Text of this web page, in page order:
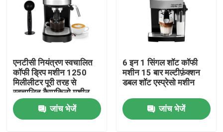
होम
एनटीसी नियंत्रण स्वचालित
कॉफी ड्रिप मशीन 1250
मिलीलीटर पूरी तरह से
स्वचालित कैप्पुकिनो मशीन
जांच भेजें
6 इन 1 सिंगल शॉट कॉफी
मशीन 15 बार मल्टीफ़ंक्शन
डबल शॉट एस्प्रेसो मशीन
जांच भेजें